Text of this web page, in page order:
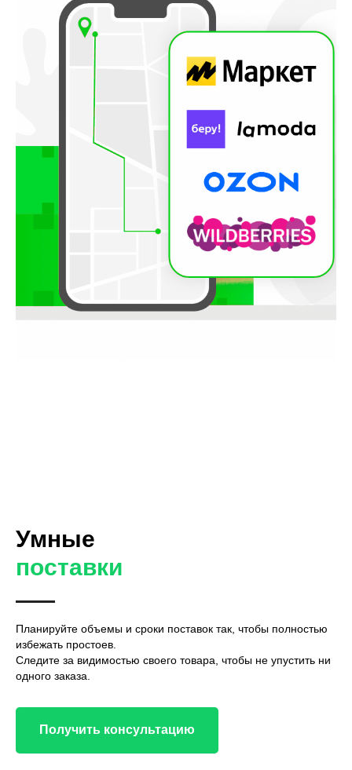
Умные
поставки
Планируйте объемы и сроки поставок так, чтобы полностью
избежать простоев.
Следите за видимостью своего товара, чтобы не упустить ни
одного заказа.
Получить консультацию